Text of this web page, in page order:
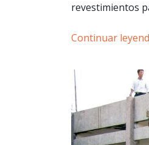
revestimientos
Continuar